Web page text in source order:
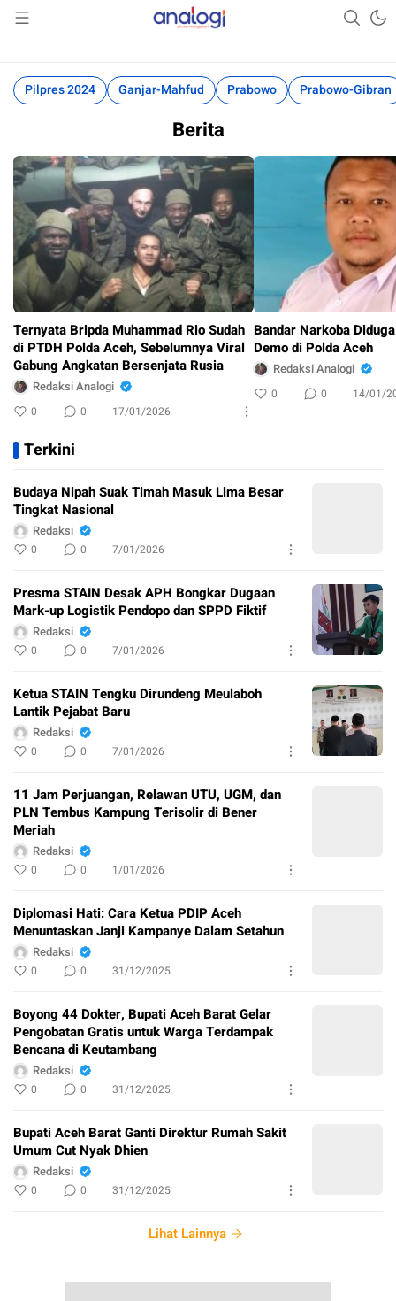
Analogi
Akurat Mengabari
Pilpres 2024 Ganjar-Mahfud Prabowo Prabowo-Gibran
Berita
Ternyata Bripda Muhammad Rio Sudah
di PTDH Polda Aceh, Sebelumnya Viral
Gabung Angkatan Bersenjata Rusia
Redaksi Analogi
0 0 17/01/2026
Bandar Narkoba
Demo di Polda Aceh
Redaksi Analogi
0 0 14/01/
Terkini
Budaya Nipah Suak Timah Masuk Lima Besar
Tingkat Nasional
Redaksi
0 0 7/01/2026
Presma STAIN Desak APH Bongkar Dugaan
Mark-up Logistik Pendopo dan SPPD Fiktif
Redaksi
0 0 7/01/2026
Ketua STAIN Tengku Dirundeng Meulaboh
Lantik Pejabat Baru
Redaksi
0 0 7/01/2026
11 Jam Perjuangan, Relawan UTU, UGM, dan
PLN Tembus Kampung Terisolir di Bener
Meriah
Redaksi
0 0 1/01/2026
Diplomasi Hati: Cara Ketua PDIP Aceh
Menuntaskan Janji Kampanye Dalam Setahun
Redaksi
0 0 31/12/2025
Boyong 44 Dokter, Bupati Aceh Barat Gelar
Pengobatan Gratis untuk Warga Terdampak
Bencana di Keutambang
Redaksi
0 0 31/12/2025
Bupati Aceh Barat Ganti Direktur Rumah Sakit
Umum Cut Nyak Dhien
Redaksi
0 0 31/12/2025
Lihat Lainnya